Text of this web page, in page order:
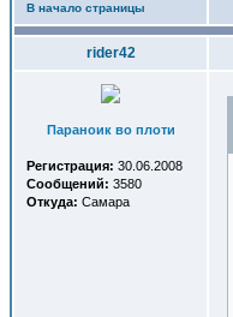
В начало страницы
rider42
Параноик во плоти
Регистрация: 30.06.2008
Сообщений: 3580
Откуда: Самара